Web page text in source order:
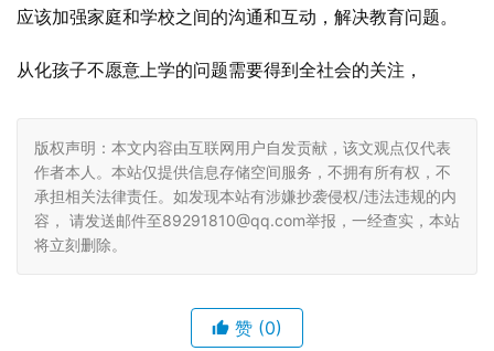
应该加强家庭和学校之间的沟通和互动，解决教育问题。
从化孩子不愿意上学的问题需要得到全社会的关注，
版权声明：本文内容由互联网用户自发贡献，该文观点仅代表
作者本人。本站仅提供信息存储空间服务，不拥有所有权，不
承担相关法律责任。如发现本站有涉嫌抄袭侵权/违法违规的内
容， 请发送邮件至89291810@qq.com举报，一经查实，本站
将立刻删除。
赞 (0)